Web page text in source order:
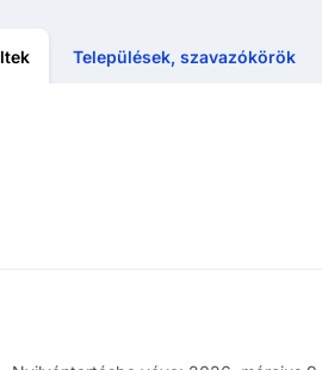
Települések, szavazókörök